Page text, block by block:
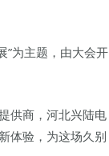
”为主题，由大会开
供商，河北兴陆电
体验，为这场久别